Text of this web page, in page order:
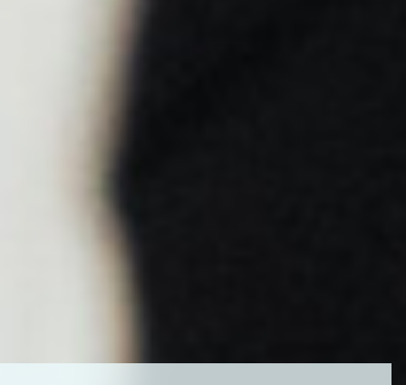
Детский конкурс «Вега.